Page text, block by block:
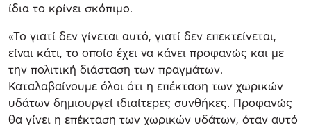
ίδια το κρίνει σκόπιμο.
«Το γιατί δεν γίνεται αυτό, γιατί δεν επεκτείνεται,
είναι κάτι, το οποίο έχει να κάνει προφανώς και με
την πολιτική διάσταση των πραγμάτων.
Καταλαβαίνουμε όλοι ότι η επέκταση των χωρικών
υδάτων δημιουργεί ιδιαίτερες συνθήκες. Προφανώς
θα γίνει η επέκταση των χωρικών υδάτων, όταν αυτό